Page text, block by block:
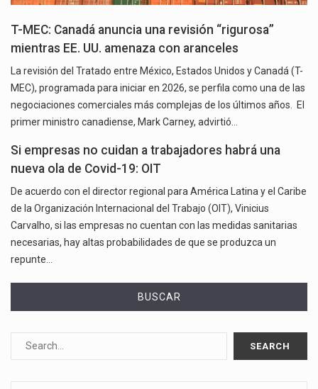
T-MEC: Canadá anuncia una revisión “rigurosa”
mientras EE. UU. amenaza con aranceles
La revisión del Tratado entre México, Estados Unidos y Canadá (T-
MEC), programada para iniciar en 2026, se perfila como una de las
negociaciones comerciales más complejas de los últimos años. El
primer ministro canadiense, Mark Carney, advirtió…
Si empresas no cuidan a trabajadores habrá una
nueva ola de Covid-19: OIT
De acuerdo con el director regional para América Latina y el Caribe
de la Organización Internacional del Trabajo (OIT), Vinicius
Carvalho, si las empresas no cuentan con las medidas sanitarias
necesarias, hay altas probabilidades de que se produzca un
repunte…
BUSCAR